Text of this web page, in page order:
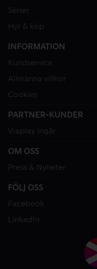
Serier
Hyr & köp
INFORMATION
Kundservice
Allmänna villkor
Cookies
PARTNER-KUNDER
Viaplay ingår
OM OSS
Press & Nyheter
FÖLJ OSS
Facebook
LinkedIn